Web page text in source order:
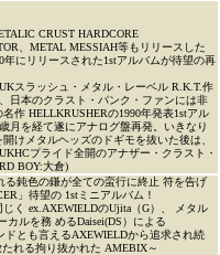
CRUST HARDCORE
、METAL MESSIAH等もリリースした
にリリースされた1stアルバムが待望の再
スラッシュ・メタル・レーベル R.K.T.作
日本のクラスト・パンク・ファンには非
作 HELLKRUSHERの1990年発表1stアル
月を経て遂にアナログ盤再発。いきなり
けメタルヘッズのドギモを抜いた後は、
プライド全開のアナザー・クラスト・
BOY:大倉)
鈍色の鎌が全ての蛮行に終止 符を告げ
」待望の 1stミニアルバム！
じく ex.AXEWIELDのUjita（G）、 メタル
カルを務 めるDaisei(DS）による
ドとも言えるAXEWIELDから追求され続
れる拘り抜かれた AMEBIX～